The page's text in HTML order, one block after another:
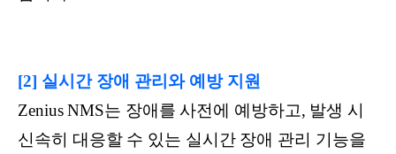
[2] 실시간 장애 관리와 예방 지원
Zenius NMS는 장애를 사전에 예방하고, 발생 시
신속히 대응할 수 있는 실시간 장애 관리 기능을